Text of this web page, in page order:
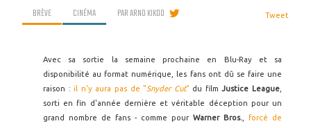
BRÈVE CINÉMA PARARNO KIKOO Tweet
Avec sa sortie la semaine prochaine en Blu-Ray et sa
disponibilité au format numérique, les fans ont dû se faire une
raison :il n'y aura pas de " Snyder Cut" du filmJustice League
sorti en fin d'année dernière et véritable déception pour un
grand nombre de fans - comme pour Warner Bros.
forcé de